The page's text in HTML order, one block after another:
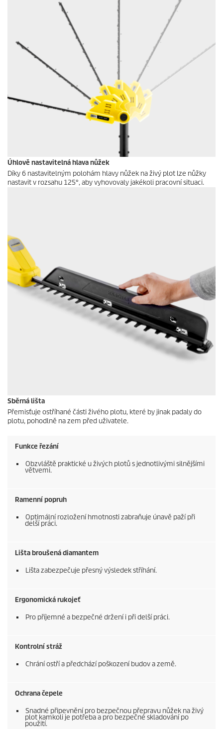
Úhlově nastavitelná hlava nůžek
Díky 6 nastavitelným polohám hlavy nůžek na živý plot lze nůžky
nastavit v rozsahu 125°, aby vyhovovaly jakékoli pracovní situaci.
Sběrná lišta
Přemisťuje ostříhané části živého plotu, které by jinak padaly do
plotu, pohodlně na zem před uživatele.
Funkce řezání
Obzvláště praktické u živých plotů s jednotlivými silnějšími
větvemi.
Ramenní popruh
Optimální rozložení hmotnosti zabraňuje únavě paží při
delší práci.
Lišta broušená diamantem
Lišta zabezpečuje přesný výsledek stříhání.
Ergonomická rukojeť
Pro příjemné a bezpečné držení i při delší práci.
Kontrolní stráž
Chrání ostří a předchází poškození budov a země.
Ochrana čepele
Snadné připevnění pro bezpečnou přepravu nůžek na živý
plot kamkoli je potřeba a pro bezpečné skladování po
použití.